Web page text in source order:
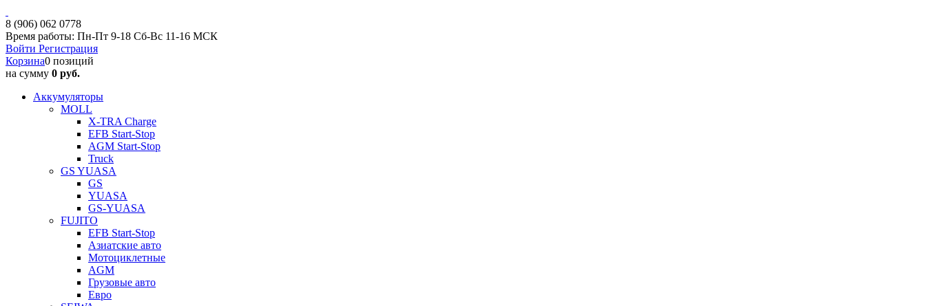
8 (906) 062 0778
Время работы: Пн-Пт 9-18 Сб-Вс 11-16 МСК
Войти Регистрация
Корзина0 позиций
на сумму 0 руб.
Аккумуляторы
MOLL
X-TRA Charge
EFB Start-Stop
AGM Start-Stop
Truck
GS YUASA
GS
YUASA
GS-YUASA
FUJITO
EFB Start-Stop
Азиатские авто
Мотоциклетные
AGM
Грузовые авто
Евро